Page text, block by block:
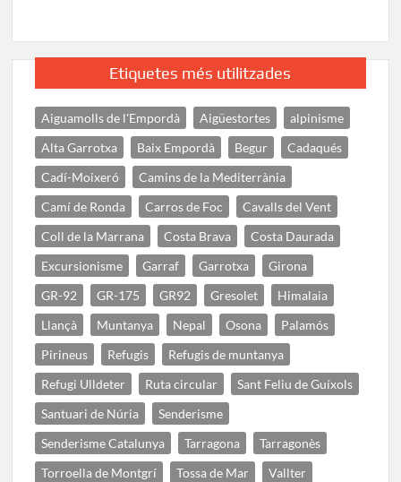
Etiquetes més utilitzades
Aiguamolls de l'Empordà Aigüestortes
alpinisme
Alta Garrotxa
Baix Empordà Begur
Cadaqués
Cadí-Moixeró
Camins de la Mediterrània
Camí de Ronda
Carros de Foc
Cavalls del Vent
Coll de la Marrana
Costa Brava
Costa Daurada
Excursionisme
Garraf Garrotxa
Girona
GR-92
GR-175 GR92 Gresolet
Himalaia
Llançà
Muntanya Nepal Osona
Palamós
Pirineus
Refugis
Refugis de muntanya
Refugi Ulldeter
Ruta circular
Sant Feliu de Guíxols
Santuari de Núria
Senderisme
Senderisme Catalunya
Tarragona
Tarragonès
Torroella de Montgrí
Tossa de Mar
Vallter